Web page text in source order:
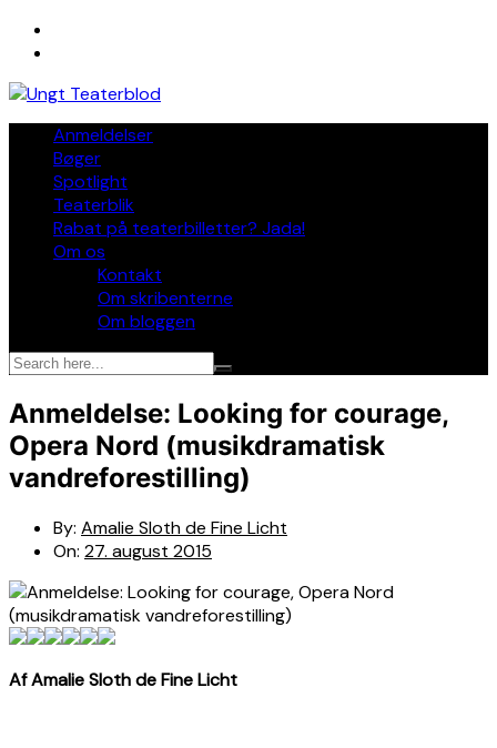
Skip
Anmeldelser
Bøger
Spotlight
Teaterblik
Rabat på teaterbilletter? Jada!
Om os
Kontakt
Om skribenterne
Om bloggen
Anmeldelse: Looking for courage,
Opera Nord (musikdramatisk
vandreforestilling)
By: Amalie Sloth de Fine Licht
On: 27. august 2015
Af Amalie Sloth de Fine Licht